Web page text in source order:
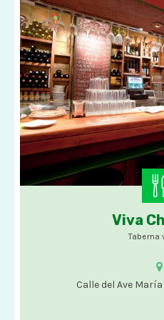
Opciones
Viva
Taberna
Calle del Ave